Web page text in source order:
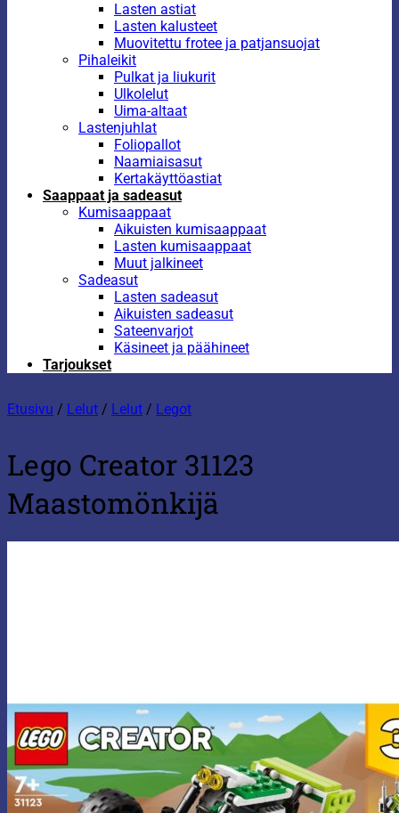
Lasten astiat
Lasten kalusteet
Muovitettu frotee ja patjansuojat
Pihaleikit
Pulkat ja liukurit
Ulkolelut
Uima-altaat
Lastenjuhlat
Foliopallot
Naamiaisasut
Kertakäyttöastiat
Saappaat ja sadeasut
Kumisaappaat
Aikuisten kumisaappaat
Lasten kumisaappaat
Muut jalkineet
Sadeasut
Lasten sadeasut
Aikuisten sadeasut
Sateenvarjot
Käsineet ja päähineet
Tarjoukset
Etusivu / Lelut / Lelut / Legot
Lego Creator 31123
Maastomönkijä